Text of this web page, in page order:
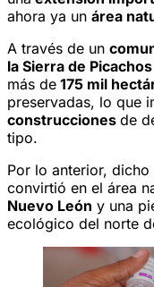
ahora ya un área
A través de un
la Sierra de
más de 175 mil
preservadas, lo que
construcciones de
tipo.
Por lo anterior,
convirtió en el área
Nuevo León y una
ecológico del norte